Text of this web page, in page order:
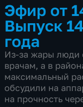
Эфир от
Выпуск
года
Из-за жары люди
врачам, а в
максимальный
обсудили на
на прочность